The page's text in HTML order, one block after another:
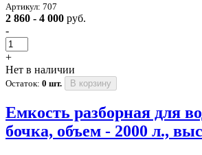
Артикул: 707
2 860 - 4 000 руб.
-
+
Нет в наличии
Остаток: 0 шт. В корзину
Емкость разборная для
бочка, объем - 2000 л.,